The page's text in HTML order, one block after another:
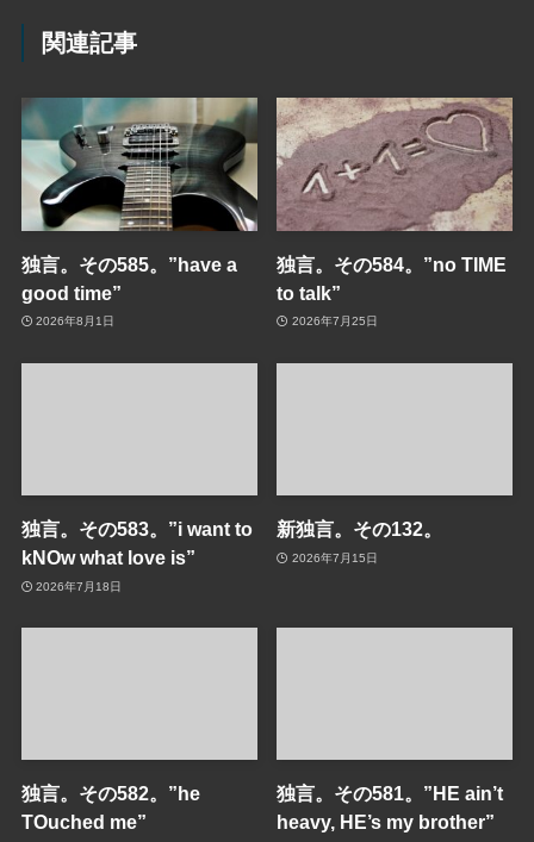
関連記事
独言。その585。”have a
good time”
2026年8月1日
独言。その584。”no TIME
to talk”
2026年7月25日
独言。その583。”i want to
kNOw what love is”
2026年7月18日
新独言。その132。
2026年7月15日
独言。その582。”he
TOuched me”
独言。その581。”HE ain’t
heavy, HE’s my brother”